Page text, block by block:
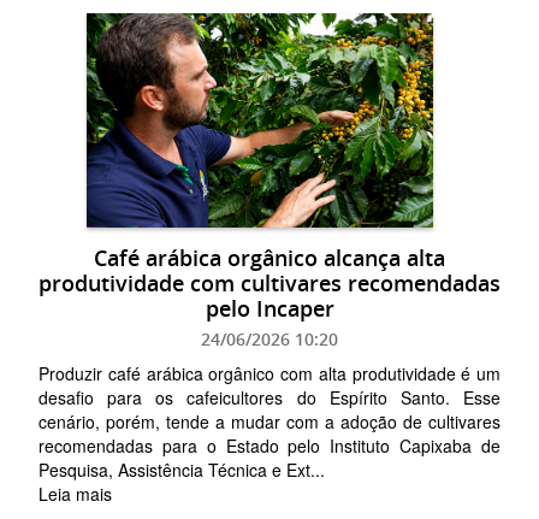
Café arábica orgânico alcança alta
produtividade com cultivares recomendadas
pelo Incaper
24/06/2026 10:20
Produzir café arábica orgânico com alta produtividade é um
desafio para os cafeicultores do Espírito Santo. Esse
cenário, porém, tende a mudar com a adoção de cultivares
recomendadas para o Estado pelo Instituto Capixaba de
Pesquisa, Assistência Técnica e Ext...
Leia mais